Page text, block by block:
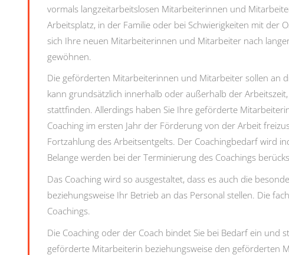
vormals langzeitarbeitslosen Mitarbeiterinnen und
Arbeitsplatz, in der Familie oder bei Schwierigkeiten mit der
sich Ihre neuen Mitarbeiterinnen und Mitarbeiter nach
gewöhnen.
Die geförderten Mitarbeiterinnen und Mitarbeiter sollen an
kann grundsätzlich innerhalb oder außerhalb der
stattfinden. Allerdings haben Sie Ihre geförderte
Coaching im ersten Jahr der Förderung von der Arbeit
Fortzahlung des Arbeitsentgelts. Der Coachingbedarf wird
Belange werden bei der Terminierung des Coachings
Das Coaching wird so ausgestaltet, dass es auch die
beziehungsweise Ihr Betrieb an das Personal stellen. Die
Coachings.
Die Coaching oder der Coach bindet Sie bei Bedarf ein und
geförderte Mitarbeiterin beziehungsweise den geförderten